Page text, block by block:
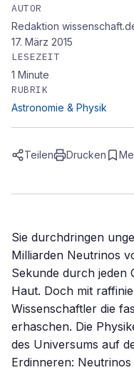
Neutrinos
AUTOR
Redaktion
17. März 2015
LESEZEIT
1 Minute
RUBRIK
Astronomie & Physik
Teilen Drucken
Sie durchdringen
Milliarden Neutrinos
Sekunde durch jeden
Haut. Doch mit
Wissenschaftler die
erhaschen. Die
des Universums auf
Erdinneren: